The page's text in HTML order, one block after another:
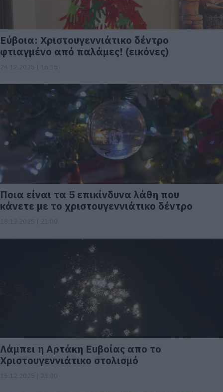
Εύβοια: Χριστουγεννιάτικο δέντρο
φτιαγμένο από παλάμες! (εικόνες)
Ποια είναι τα 5 επικίνδυνα λάθη που
κάνετε με το χριστουγεννιάτικο δέντρο
Λάμπει η Αρτάκη Ευβοίας απο το
Χριστουγεννιάτικο στολισμό